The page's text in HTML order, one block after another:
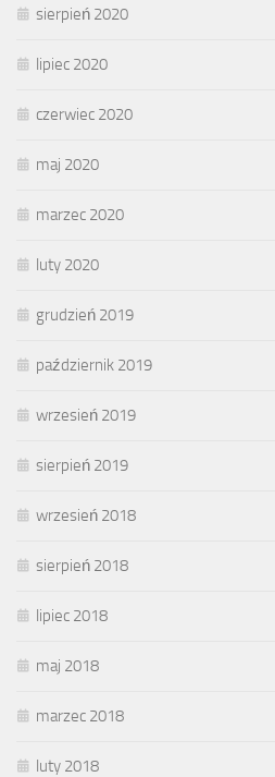
sierpień 2020
lipiec 2020
czerwiec 2020
maj 2020
marzec 2020
luty 2020
grudzień 2019
październik 2019
wrzesień 2019
sierpień 2019
wrzesień 2018
sierpień 2018
lipiec 2018
maj 2018
marzec 2018
luty 2018